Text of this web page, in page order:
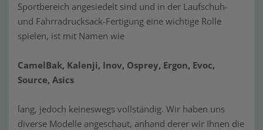
Sportbereich angesiedelt sind und in der Laufschuh-
und Fahrradrucksack-Fertigung eine wichtige Rolle
spielen, ist mit Namen wie
CamelBak, Kalenji, Inov, Osprey, Ergon, Evoc,
Source, Asics
lang, jedoch keineswegs vollständig. Wir haben uns
diverse Modelle angeschaut, anhand derer wir Ihnen die